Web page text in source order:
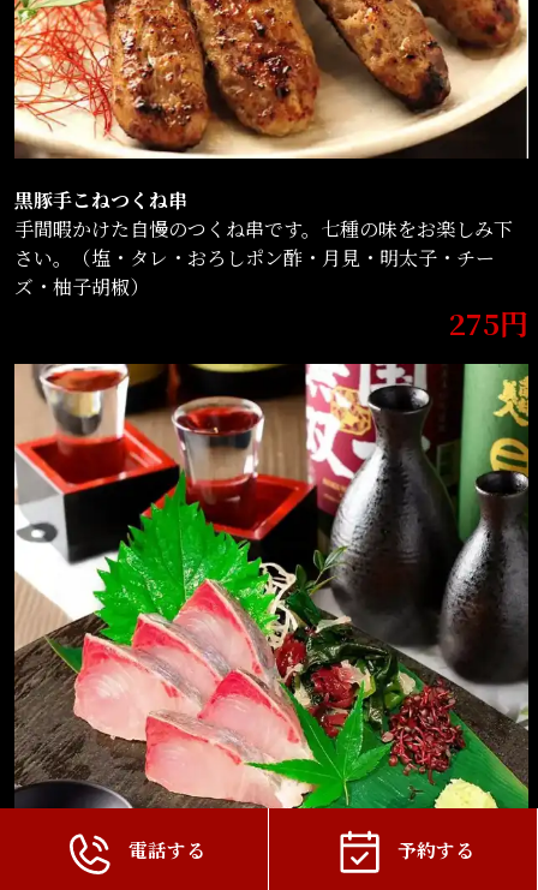
黒豚手こねつくね串
手間暇かけた自慢のつくね串です。七種の味をお楽しみ下
さい。（塩・タレ・おろしポン酢・月見・明太子・チー
ズ・柚子胡椒）
275円
電話する 予約する